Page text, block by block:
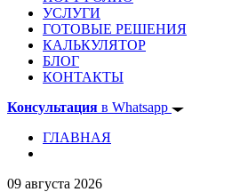
УСЛУГИ
ГОТОВЫЕ РЕШЕНИЯ
КАЛЬКУЛЯТОР
БЛОГ
КОНТАКТЫ
Консультация в Whatsapp
ГЛАВНАЯ
09 августа 2026